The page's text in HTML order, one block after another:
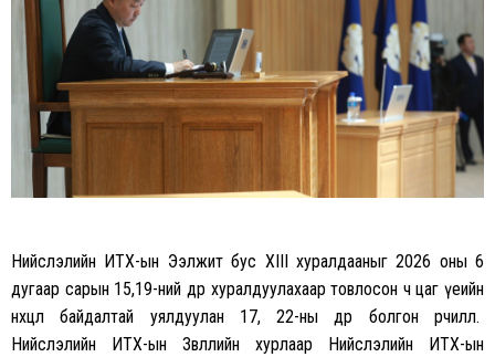
Нийслэлийн ИТХ-ын Ээлжит бус XIII хуралдааныг 2026 оны 6
дугаар сарын 15,19-ний өдөр хуралдуулахаар товлосон ч цаг үеийн
нөхцөл байдалтай уялдуулан 17, 22-ны өдөр болгон өөрчиллөө.
Нийслэлийн ИТХ-ын Зөвлөлийн хурлаар Нийслэлийн ИТХ-ын